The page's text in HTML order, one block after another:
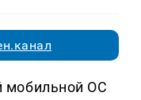
мобильной ОС